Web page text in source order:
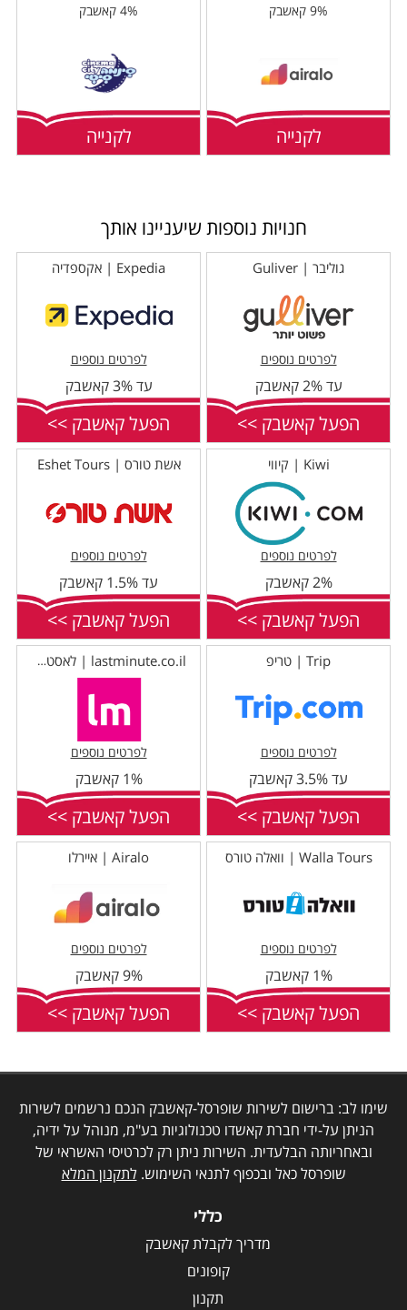
9% קאשבק
לקנייה
4% קאשבק
לקנייה
חנויות נוספות שיעניינו אותך
גוליבר | Guliver
לפרטים נוספים
עד 2% קאשבק
הפעל קאשבק >>
Expedia | אקספדיה
לפרטים נוספים
עד 3% קאשבק
הפעל קאשבק >>
Kiwi | קיווי
לפרטים נוספים
2% קאשבק
הפעל קאשבק >>
אשת טורס | Eshet Tours
לפרטים נוספים
עד 1.5% קאשבק
הפעל קאשבק >>
Trip | טריפ
לפרטים נוספים
עד 3.5% קאשבק
הפעל קאשבק >>
lastminute.co.il | לאסטמינט
לפרטים נוספים
1% קאשבק
הפעל קאשבק >>
Walla Tours | וואלה טורס
לפרטים נוספים
1% קאשבק
הפעל קאשבק >>
Airalo | איירלו
לפרטים נוספים
9% קאשבק
הפעל קאשבק >>
שימו לב: ברישום לשירות שופרסל-קאשבק הנכם נרשמים לשירות
הניתן על-ידי חברת קאשדו טכנולוגיות בע"מ, מנוהל על ידיה,
ובאחריותה הבלעדית. השירות ניתן רק לכרטיסי האשראי של
שופרסל כאל ובכפוף לתנאי השימוש.לתקנון המלא
כללי
מדריך לקבלת קאשבק
קופונים
תקנון